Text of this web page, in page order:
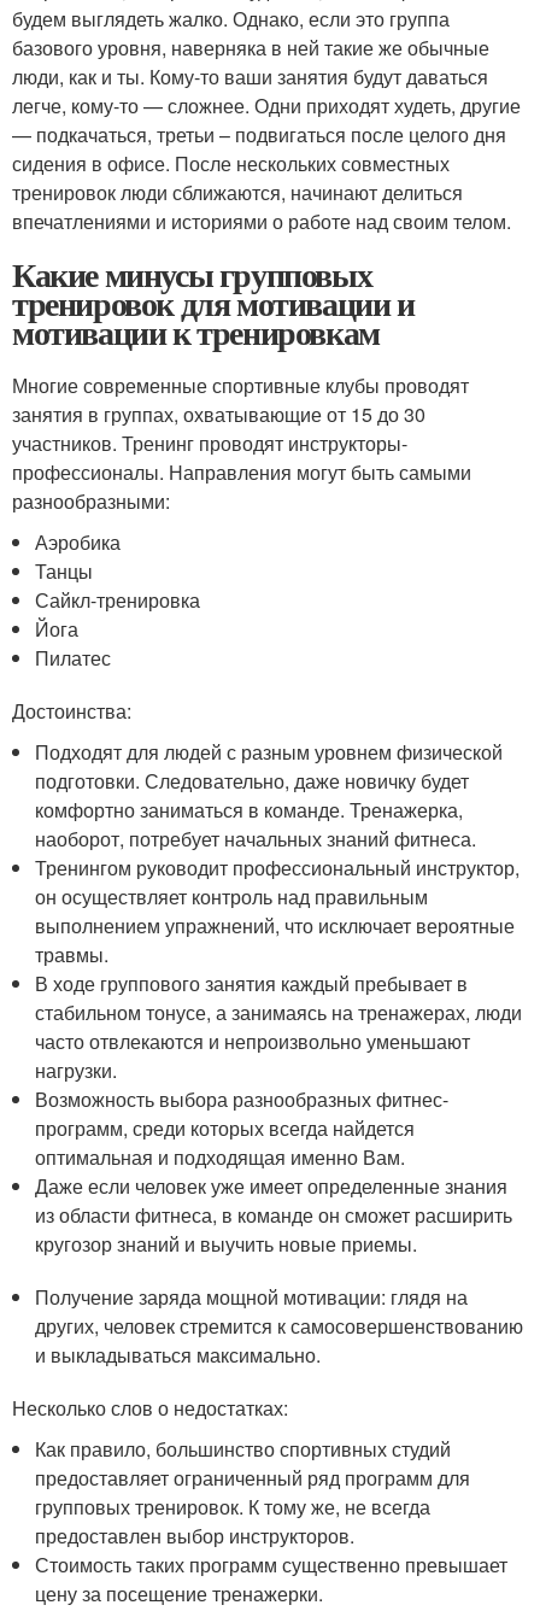
будем выглядеть жалко. Однако, если это группа
базового уровня, наверняка в ней такие же обычные
люди, как и ты. Кому-то ваши занятия будут даваться
легче, кому-то — сложнее. Одни приходят худеть, другие
— подкачаться, третьи – подвигаться после целого дня
сидения в офисе. После нескольких совместных
тренировок люди сближаются, начинают делиться
впечатлениями и историями о работе над своим телом.
Какие минусы групповых
тренировок для мотивации и
мотивации к тренировкам
Многие современные спортивные клубы проводят
занятия в группах, охватывающие от 15 до 30
участников. Тренинг проводят инструкторы-
профессионалы. Направления могут быть самыми
разнообразными:
Аэробика
Танцы
Сайкл-тренировка
Йога
Пилатес
Достоинства:
Подходят для людей с разным уровнем физической
подготовки. Следовательно, даже новичку будет
комфортно заниматься в команде. Тренажерка,
наоборот, потребует начальных знаний фитнеса.
Тренингом руководит профессиональный инструктор,
он осуществляет контроль над правильным
выполнением упражнений, что исключает вероятные
травмы.
В ходе группового занятия каждый пребывает в
стабильном тонусе, а занимаясь на тренажерах, люди
часто отвлекаются и непроизвольно уменьшают
нагрузки.
Возможность выбора разнообразных фитнес-
программ, среди которых всегда найдется
оптимальная и подходящая именно Вам.
Даже если человек уже имеет определенные знания
из области фитнеса, в команде он сможет расширить
кругозор знаний и выучить новые приемы.
Получение заряда мощной мотивации: глядя на
других, человек стремится к самосовершенствованию
и выкладываться максимально.
Несколько слов о недостатках:
Как правило, большинство спортивных студий
предоставляет ограниченный ряд программ для
групповых тренировок. К тому же, не всегда
предоставлен выбор инструкторов.
Стоимость таких программ существенно превышает
цену за посещение тренажерки.